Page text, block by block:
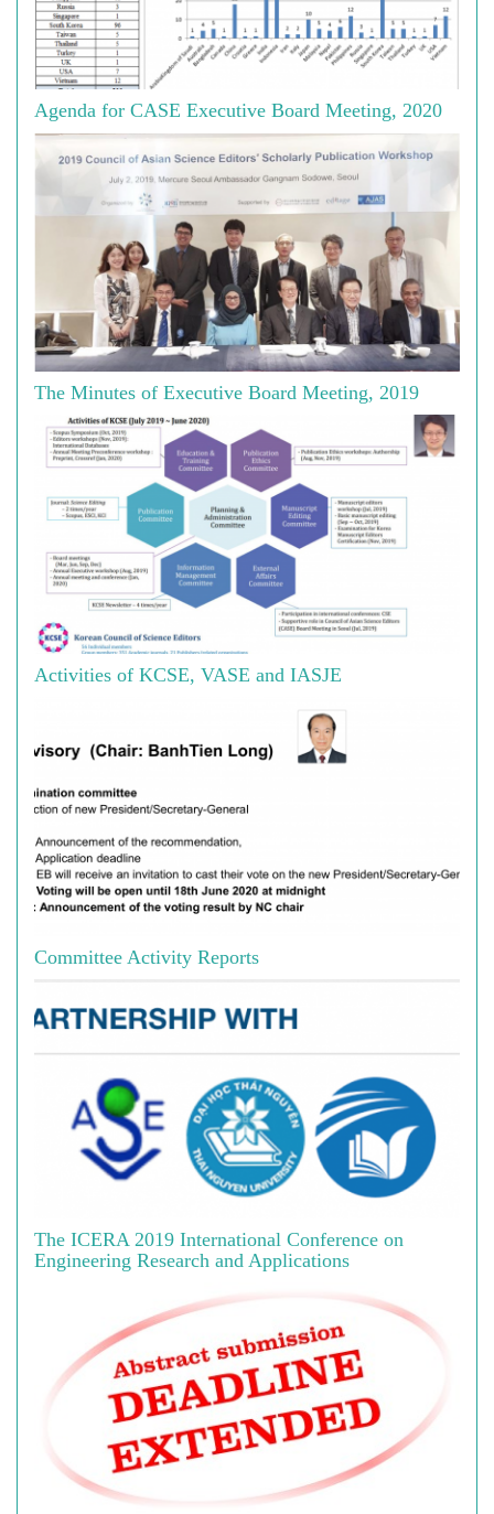
Agenda for CASE Executive Board Meeting, 2020
The Minutes of Executive Board Meeting, 2019
Activities of KCSE, VASE and IASJE
Committee Activity Reports
The ICERA 2019 International Conference on
Engineering Research and Applications